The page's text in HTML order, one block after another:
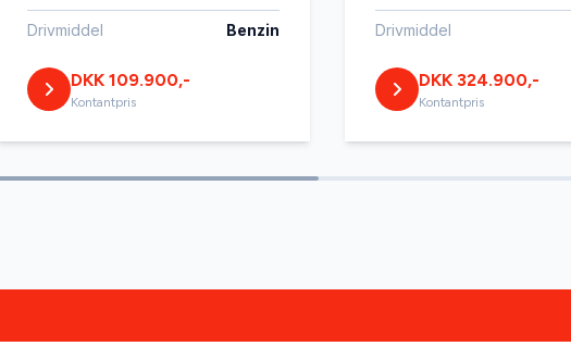
Drivmiddel Benzin
DKK 109.900,-
Kontantpris
Drivmiddel
DKK 324.900,-
Kontantpris